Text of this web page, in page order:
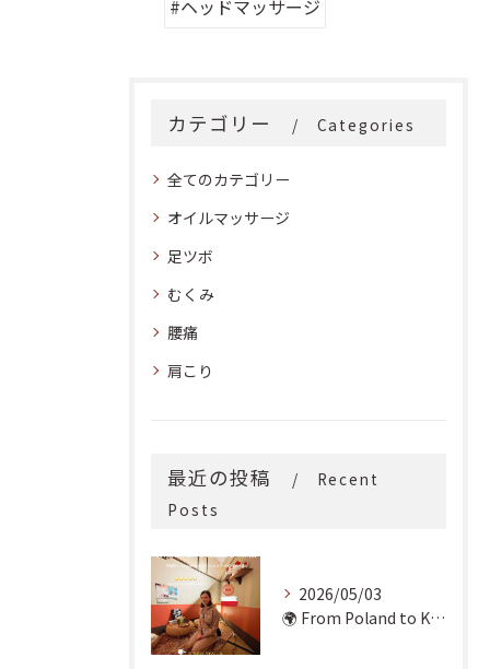
#ヘッドマッサージ
カテゴリー Categories
全てのカテゴリー
オイルマッサージ
足ツボ
むくみ
腰痛
肩こり
最近の投稿
Recent
Posts
2026/05/03
🌍 From Poland to Kyoto! 🇵🇱✨